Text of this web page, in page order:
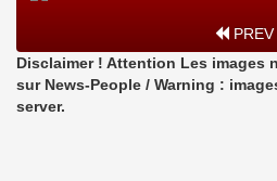
PREV
Disclaimer ! Attention Les images
sur News-People / Warning :
server.